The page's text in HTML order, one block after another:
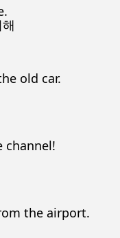
old car.
channel!
the airport.